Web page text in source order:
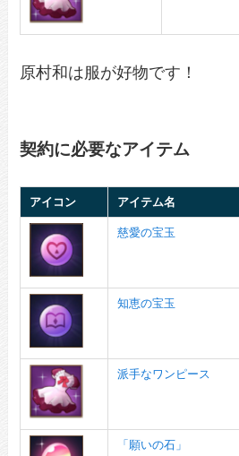
原村和は服が好物です！
契約に必要なアイテム
アイコン アイテム名
慈愛の宝玉
知恵の宝玉
派手なワンピース
「願いの石」